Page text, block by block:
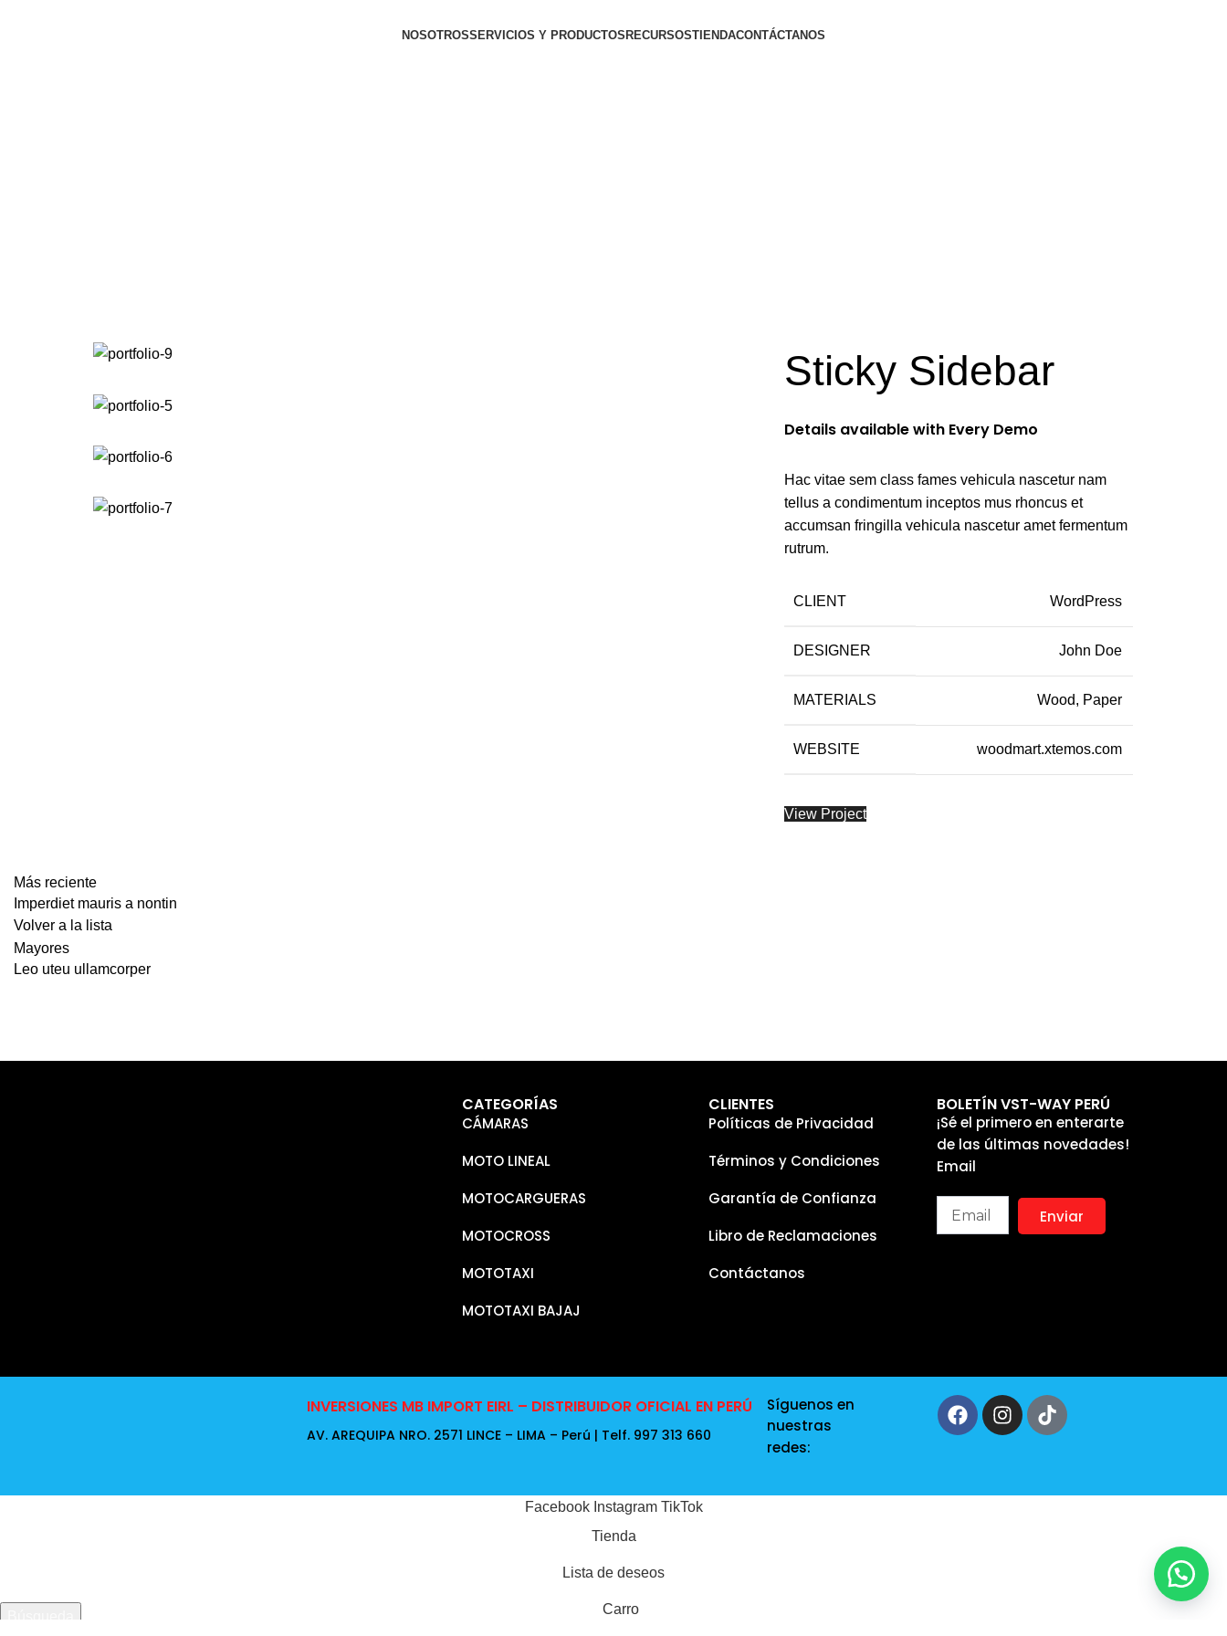
NOSOTROSSERVICIOS Y PRODUCTOS RECURSOSTIENDACONTÁCTANOS
Sticky Sidebar
Details available with Every Demo
Hac vitae sem class fames vehicula nascetur nam
tellus a condimentum inceptos mus rhoncus et
accumsan fringilla vehicula nascetur amet fermentum
rutrum.
CLIENT WordPress
DESIGNER John Doe
MATERIALS Wood, Paper
WEBSITE woodmart.xtemos.com
View Project
Más reciente
Imperdiet mauris a nontin
Volver a la lista
Mayores
Leo uteu ullamcorper
CATEGORÍAS
CÁMARAS
MOTO LINEAL
MOTOCARGUERAS
MOTOCROSS
MOTOTAXI
MOTOTAXI BAJAJ
CLIENTES
Políticas de Privacidad
Términos y Condiciones
Garantía de Confianza
Libro de Reclamaciones
Contáctanos
BOLETÍN VST-WAY PERÚ
¡Sé el primero en enterarte
de las últimas novedades!
Email
Enviar
INVERSIONES MB IMPORT EIRL – DISTRIBUIDOR OFICIAL EN PERÚ
AV. AREQUIPA NRO. 2571 LINCE – LIMA – Perú | Telf. 997 313 660
Síguenos en
nuestras
redes:
Facebook Instagram TikTok
Tienda
Lista de deseos
Carro